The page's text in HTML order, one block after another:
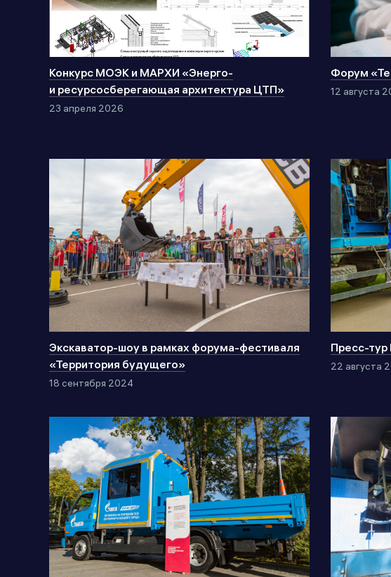
Конкурс МОЭК и МАРХИ «Энерго-
и ресурсосберегающая архитектура ЦТП»
23 апреля 2026
Форум
12 августа
Экскаватор-шоу в рамках форума-фестиваля
«Территория будущего»
18 сентября 2024
Пресс-
22 августа